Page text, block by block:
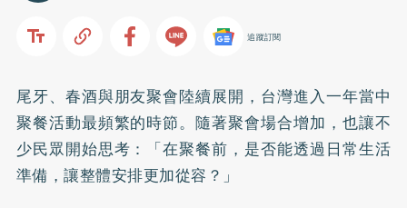
追蹤訂閱
尾牙、春酒與朋友聚會陸續展開，台灣進入一年當中
聚餐活動最頻繁的時節。隨著聚會場合增加，也讓不
少民眾開始思考：「在聚餐前，是否能透過日常生活
準備，讓整體安排更加從容？」